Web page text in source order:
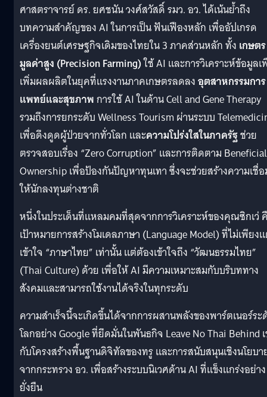
ศาสตราจารย์ ดร. ยศชนัน วงศ์สวัสดิ์ รมว. อว. ได้เน้นย้ำถึง
บทความสำคัญของ AI ในการเป็น ฟันเฟืองหลัก เพื่ออัปเกรด
เครื่องยนต์เศรษฐกิจเดิมของไทยใน 3 ภาคส่วนหลัก ทั้ง เกษตร
มูลค่าสูง (Precision Farming)ใช้ AI และการวิเคราะห์ข้อมูล
เพิ่มผลผลิตในยุคที่แรงงานภาคเกษตรลดลงอุตสาหกรรมการ
แพทย์และสุขภาพการใช้ AI ในด้าน Cell and Gene Therapy
รวมถึงการยกระดับ Wellness Tourism ผ่านระบบ
เพื่อดึงดูดผู้ป่วยจากทั่วโลก และความโปร่งใสในภาครัฐช่วย
ตรวจสอบเรื่อง “Zero Corruption” และการติดตาม Beneficial
Ownership เพื่อป้องกันปัญหาทุนเทา ซึ่งจะช่วยสร้างความเชื่
ให้นักลงทุนต่างชาติ
หนึ่งในประเด็นที่แหลมคมที่สุดจากการวิเคราะห์ของคุณซิกเว่
เป้าหมายการสร้างโมเดลภาษา (Language Model) ที่ไม่เพียง
เข้าใจ “ภาษาไทย” เท่านั้น แต่ต้องเข้าใจถึง “วัฒนธรรมไทย”
(Thai Culture) ด้วย เพื่อให้ AI มีความเหมาะสมกับบริบททาง
สังคมและสามารถใช้งานได้จริงในทุกระดับ
ความสำเร็จนี้จะเกิดขึ้นได้จากการผสานพลังของพาร์ตเนอร์ร
โลกอย่าง Google ที่ยึดมั่นในพันธกิจ Leave No Thai Behind
กับโครงสร้างพื้นฐานดิจิทัลของทรู และการสนับสนุนเชิงนโยบา
จากกระทรวง อว. เพื่อสร้างระบบนิเวศด้าน AI ที่แข็งแกร่งอย่าง
ยั่งยืน